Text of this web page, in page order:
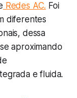
Redes AC. Foi
diferentes
dessa
aproximando
e fluida.